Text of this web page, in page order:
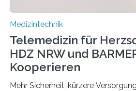
Medizintechnik
Telemedizin für
HDZ NRW und
Kooperieren
Mehr Sicherheit, kürzere